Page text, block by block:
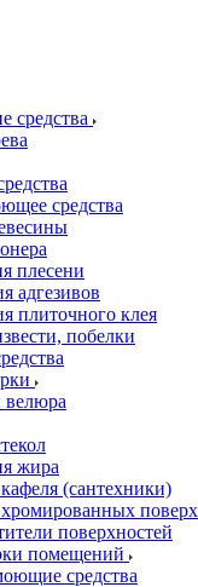
средства
средства
плесени
адгезивов
плиточного клея
побелки
велюра
жира
(сантехники)
поверхностей
помещений
средства